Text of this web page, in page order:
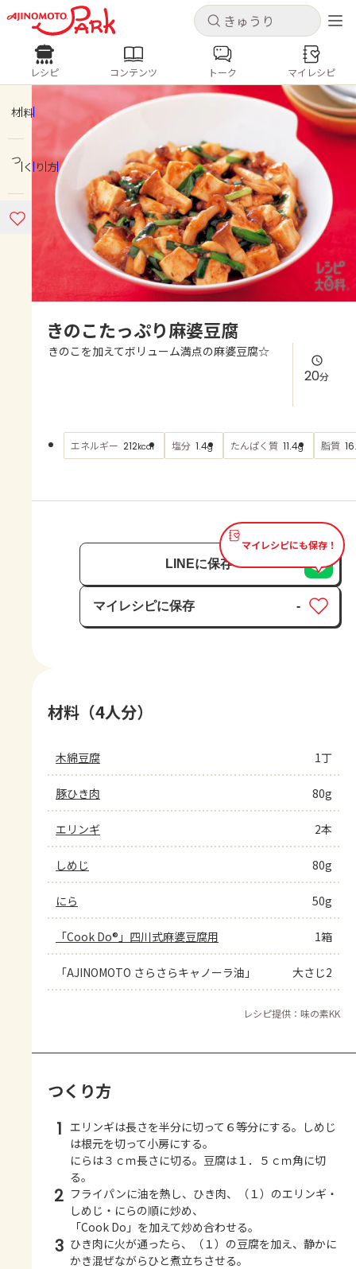
キャンセル
ログインするとレシピを保存できます
ログイン
ホーム
コンテンツ
レシピ
よくあるお問い合わせ
AJINOMOTO PARK とは
キャンセル
レシピ コンテンツ
人気の食材・レシピ
きゅうり なす トマト
とうもろこし
ピーマン
みょうが ゴーヤ
レシピ コンテンツ トーク マイレシピ
材料
つくり方
きのこたっぷり麻婆豆腐
きのこを加えてボリューム満点の麻婆豆腐☆
20分
エネルギー 212kcal 塩分 1.4g たんぱく質 11.4g 脂質
マイレシピにも保存！
LINEに保存
マイレシピに保存
保存済み
-
材料（4人分）
木綿豆腐 1丁
豚ひき肉 80g
エリンギ 2本
しめじ 80g
にら 50g
「Cook Do®」四川式麻婆豆腐用 1箱
「AJINOMOTO さらさらキャノーラ油」 大さじ2
レシピ提供：味の素KK
つくり方
1 エリンギは長さを半分に切って６等分にする。しめじ
は根元を切って小房にする。
にらは３ｃｍ長さに切る。豆腐は１．５ｃｍ角に切
る。
2 フライパンに油を熱し、ひき肉、（１）のエリンギ・
しめじ・にらの順に炒め、
「Cook Do」を加えて炒め合わせる。
3 ひき肉に火が通ったら、（１）の豆腐を加え、静かに
かき混ぜながらひと煮立ちさせる。